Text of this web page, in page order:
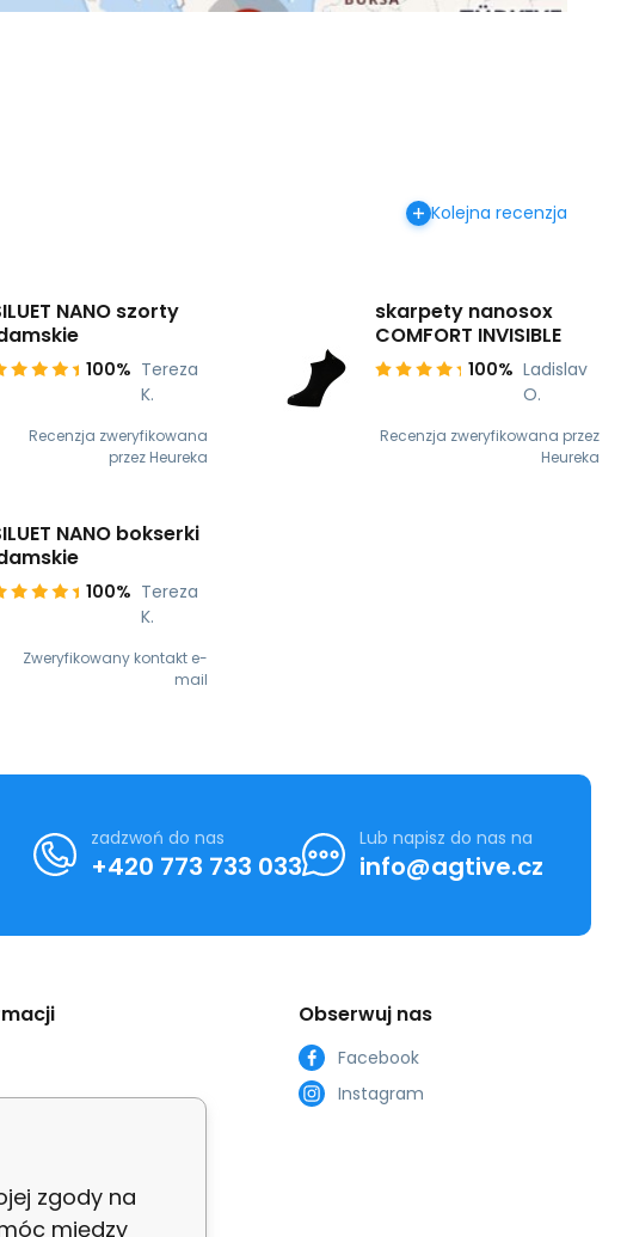
Kolejna recenzja
NANO szorty
100% Tereza
K.
Recenzja zweryfikowana
przez Heureka
skarpety nanosox
COMFORT INVISIBLE
100% Ladislav
O.
Recenzja zweryfikowana przez
Heureka
NANO bokserki
100% Tereza
K.
Zweryfikowany kontakt e-
mail
zadzwoń do nas
+420 773 733 033
Lub napisz do nas na
info@agtive.cz
Obserwuj nas
Facebook
Instagram
zgody na
między